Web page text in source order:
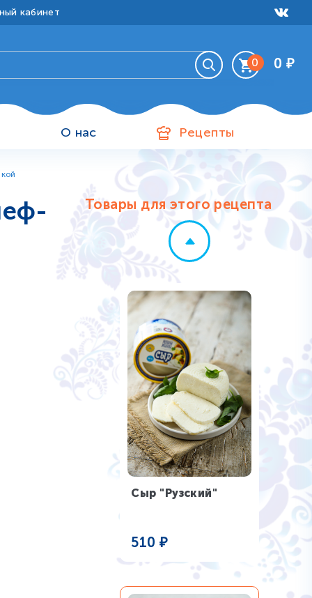
кабинет
0 0 ₽
Ваша корзина пуста
О нас Рецепты
Товары для этого рецепта
Молоко 3,2-4,0%
Сыр "Рузский"
510₽